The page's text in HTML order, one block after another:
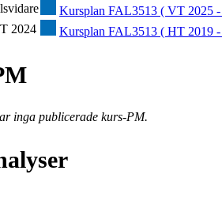
Kursplan FAL3513 ( VT 2025
2024
Kursplan FAL3513 ( HT 2019
inga publicerade kurs-PM.